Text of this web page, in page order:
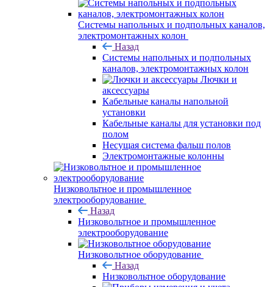
Системы напольных и подпольных каналов,
электромонтажных колон
Назад
Системы напольных и подпольных
каналов, электромонтажных колон
Лючки и
аксессуары
Кабельные каналы напольной
установки
Кабельные каналы для установки под
полом
Несущая система фальш полов
Электромонтажные колонны
Низковольтное и промышленное
электрооборудование
Назад
Низковольтное и промышленное
электрооборудование
Низковольтное оборудование
Назад
Низковольтное оборудование